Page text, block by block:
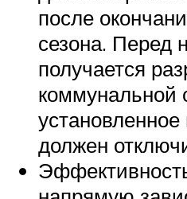
после
сезона. Перед
получается
коммунальной
должен